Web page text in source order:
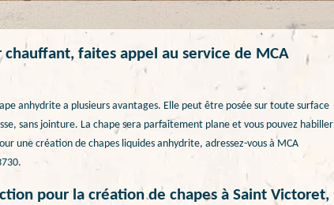
faites appel au service de MCA
anhydrite a plusieurs avantages. Elle peut être posée sur toute surface
sans jointure. La chape sera parfaitement plane et vous pouvez habiller
une création de chapes liquides anhydrite, adressez-vous à MCA
pour la création de chapes à Saint Victoret,